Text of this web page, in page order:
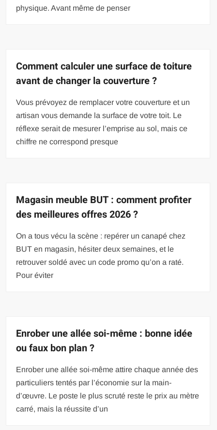
physique. Avant même de penser
Comment calculer une surface de toiture
avant de changer la couverture ?
Vous prévoyez de remplacer votre couverture et un
artisan vous demande la surface de votre toit. Le
réflexe serait de mesurer l’emprise au sol, mais ce
chiffre ne correspond presque
Magasin meuble BUT : comment profiter
des meilleures offres 2026 ?
On a tous vécu la scène : repérer un canapé chez
BUT en magasin, hésiter deux semaines, et le
retrouver soldé avec un code promo qu’on a raté.
Pour éviter
Enrober une allée soi-même : bonne idée
ou faux bon plan ?
Enrober une allée soi-même attire chaque année des
particuliers tentés par l’économie sur la main-
d’œuvre. Le poste le plus scruté reste le prix au mètre
carré, mais la réussite d’un